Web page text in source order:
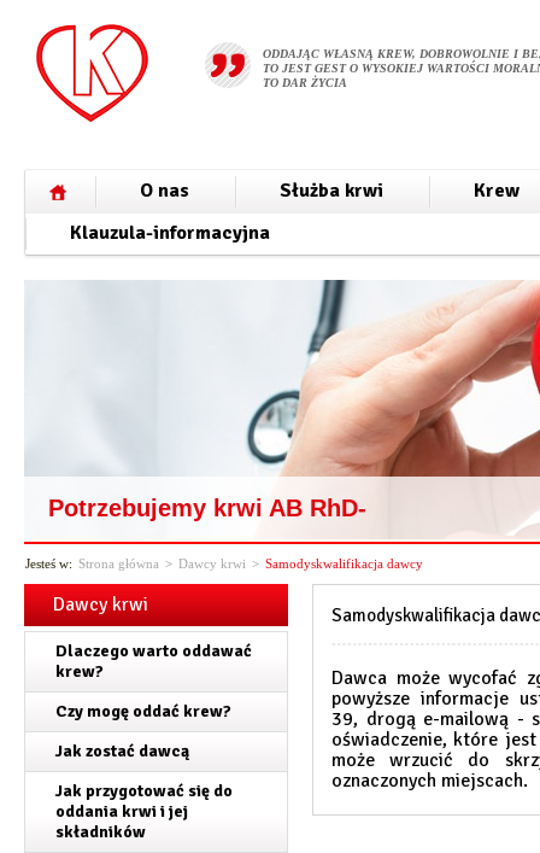
ODDAJĄC WŁASNĄ KREW, DOBROWOLNIE I
TO JEST GEST O WYSOKIEJ WARTOŚCI
TO DAR ŻYCIA
O nas Służba krwi
Krew
Klauzula-informacyjna
Potrzebujemy krwi AB RhD-
Jesteś w: Strona główna > Dawcy krwi > Samodyskwalifikacja dawcy
Dawcy krwi
Dlaczego warto oddawać
krew?
Czy mogę oddać krew?
Jak zostać dawcą
Jak przygotować się do
oddania krwi i jej
składników
Samodyskwalifikacja
Dawca może wycofać
powyższe informacje
39, drogą e-mailową -
oświadczenie, które jest
może wrzucić do
oznaczonych miejscach.